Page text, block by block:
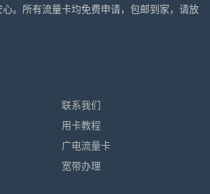
。所有流量卡均免费申请，包邮到家，请放
联系我们
用卡教程
广电流量卡
宽带办理